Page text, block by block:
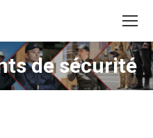
de sécurité